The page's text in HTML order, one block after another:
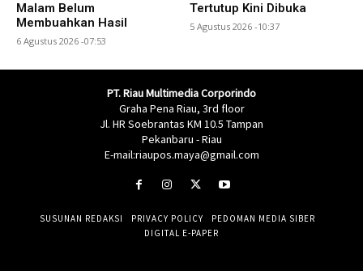
Malam Belum
Membuahkan Hasil
6 Agustus 2026 -07:53
Tertutup Kini Dibuka
5 Agustus 2026 -10:37
PT. Riau Multimedia Corporindo
Graha Pena Riau, 3rd floor
Jl. HR Soebrantas KM 10.5 Tampan
Pekanbaru - Riau
E-mail:riaupos.maya@gmail.com
SUSUNAN REDAKSI PRIVACY POLICY
PEDOMAN MEDIA SIBER
DIGITAL E-PAPER